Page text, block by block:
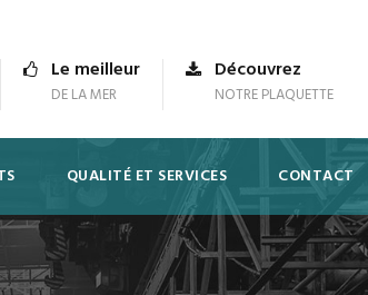
Le meilleur
DE LA MER
Découvrez
NOTRE PLAQUETTE
QUALITÉ ET SERVICES CONTACT